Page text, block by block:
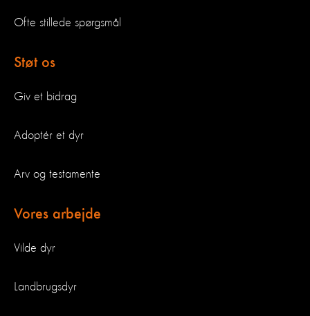
Ofte stillede spørgsmål
Støt os
Giv et bidrag
Adoptér et dyr
Arv og testamente
Vores arbejde
Vilde dyr
Landbrugsdyr